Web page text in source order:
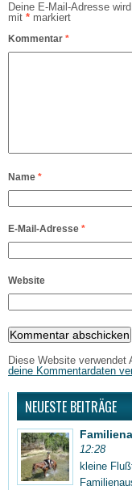
Deine E-Mail-Adresse
mit * markiert
Kommentar *
Name *
E-Mail-Adresse *
Website
Diese Website
deine Kommentardaten
NEUESTE BEITRÄGE
12:28
kleine